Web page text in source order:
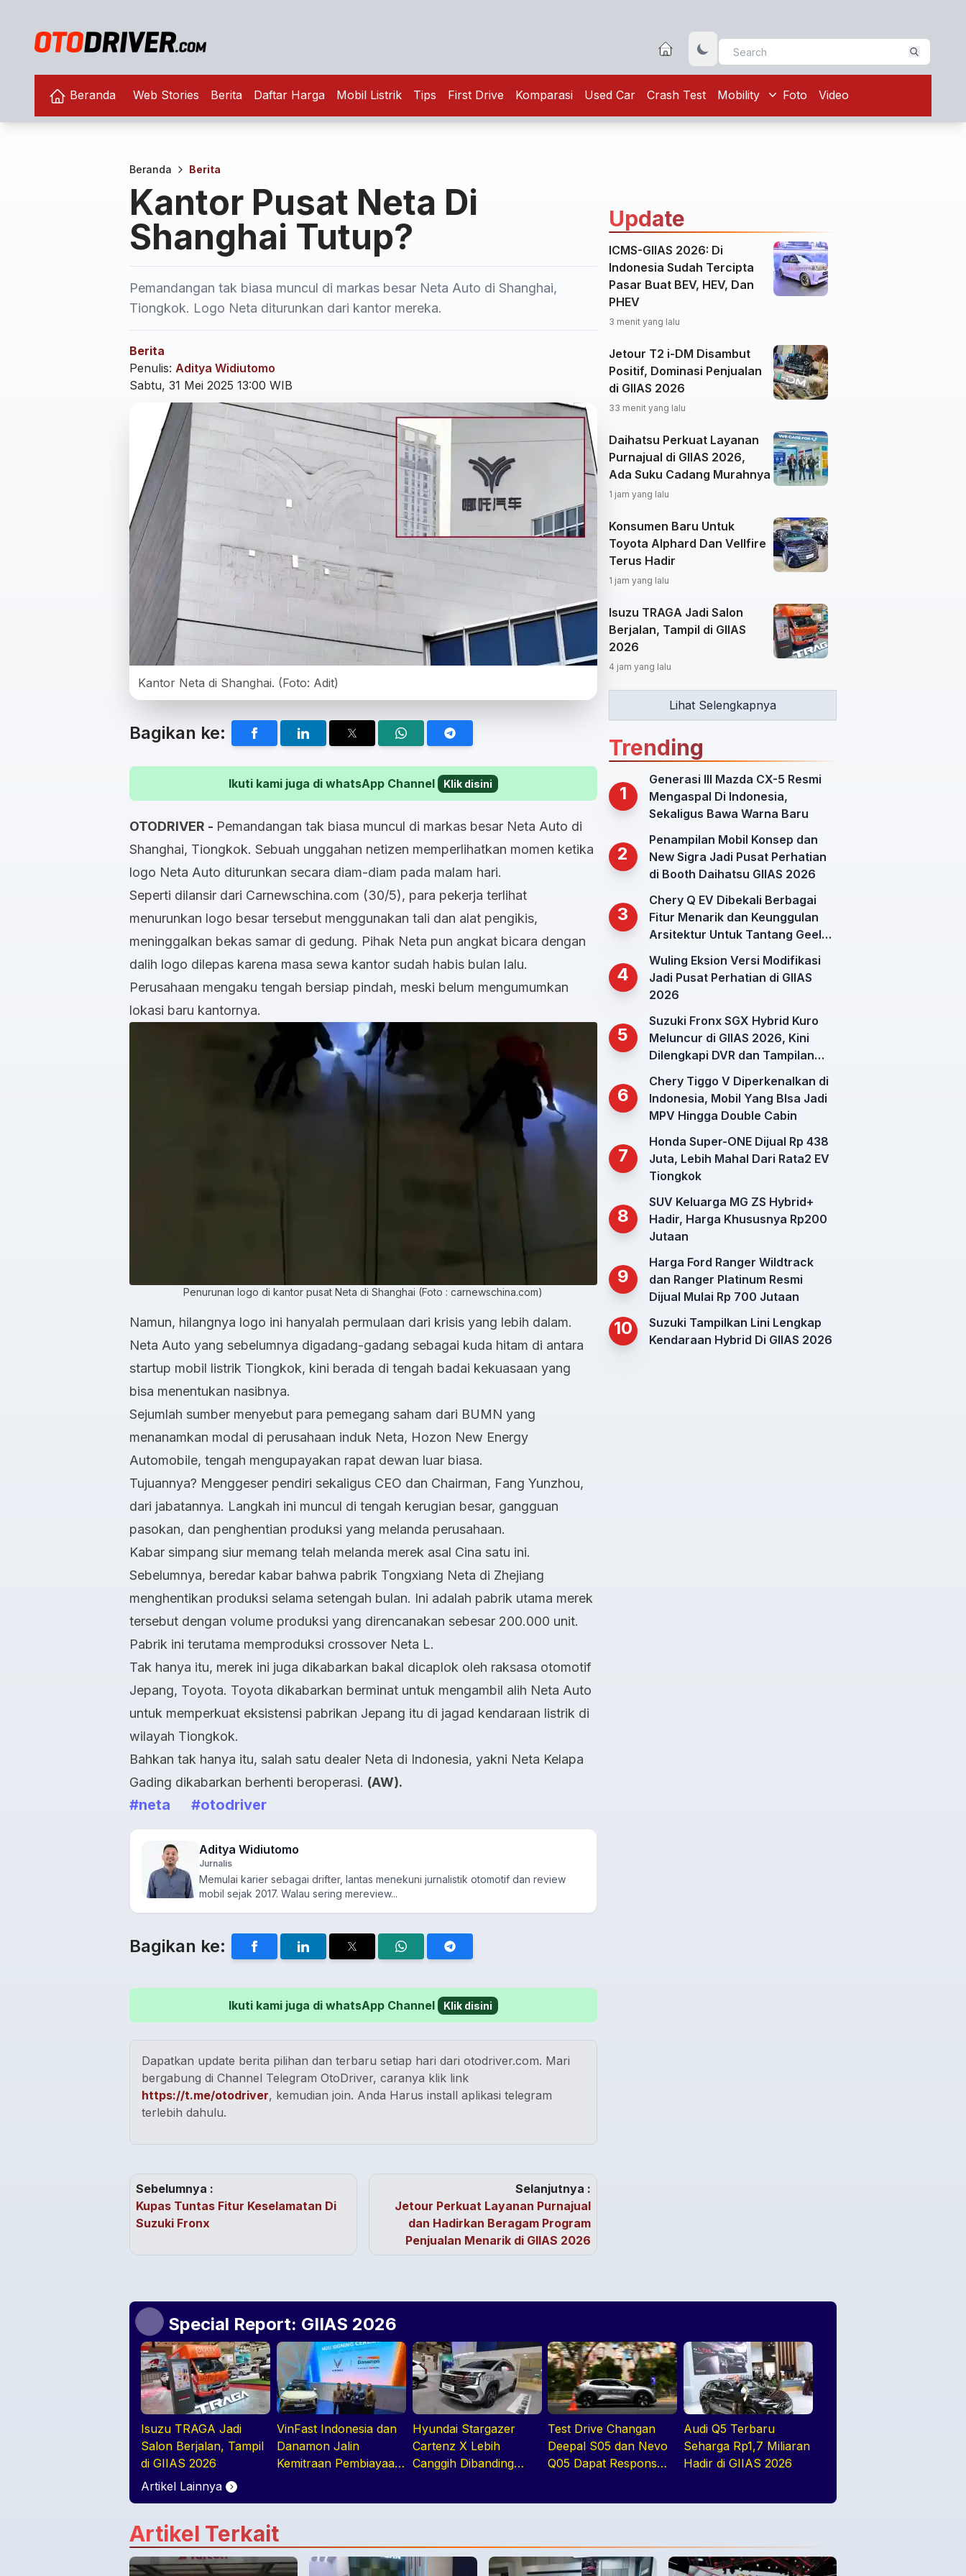
Beranda Web Stories Berita Daftar Harga Mobil Listrik Tips First Drive Komparasi Used Car Crash Test Mobility Foto Video
Beranda Berita
Kantor Pusat Neta Di
Shanghai Tutup?
Pemandangan tak biasa muncul di markas besar Neta Auto di Shanghai,
Tiongkok. Logo Neta diturunkan dari kantor mereka.
Berita
Penulis: Aditya Widiutomo
Sabtu, 31 Mei 2025 13:00 WIB
Kantor Neta di Shanghai. (Foto: Adit)
Bagikan ke:
Ikuti kami juga di whatsApp Channel Klik disini
OTODRIVER - Pemandangan tak biasa muncul di markas besar Neta Auto di
Shanghai, Tiongkok. Sebuah unggahan netizen memperlihatkan momen ketika
logo Neta Auto diturunkan secara diam-diam pada malam hari.
Seperti dilansir dari Carnewschina.com (30/5), para pekerja terlihat
menurunkan logo besar tersebut menggunakan tali dan alat pengikis,
meninggalkan bekas samar di gedung. Pihak Neta pun angkat bicara dengan
dalih logo dilepas karena masa sewa kantor sudah habis bulan lalu.
Perusahaan mengaku tengah bersiap pindah, meski belum mengumumkan
lokasi baru kantornya.
Penurunan logo di kantor pusat Neta di Shanghai (Foto : carnewschina.com)
Namun, hilangnya logo ini hanyalah permulaan dari krisis yang lebih dalam.
Neta Auto yang sebelumnya digadang-gadang sebagai kuda hitam di antara
startup mobil listrik Tiongkok, kini berada di tengah badai kekuasaan yang
bisa menentukan nasibnya.
Sejumlah sumber menyebut para pemegang saham dari BUMN yang
menanamkan modal di perusahaan induk Neta, Hozon New Energy
Automobile, tengah mengupayakan rapat dewan luar biasa.
Tujuannya? Menggeser pendiri sekaligus CEO dan Chairman, Fang Yunzhou,
dari jabatannya. Langkah ini muncul di tengah kerugian besar, gangguan
pasokan, dan penghentian produksi yang melanda perusahaan.
Kabar simpang siur memang telah melanda merek asal Cina satu ini.
Sebelumnya, beredar kabar bahwa pabrik Tongxiang Neta di Zhejiang
menghentikan produksi selama setengah bulan. Ini adalah pabrik utama merek
tersebut dengan volume produksi yang direncanakan sebesar 200.000 unit.
Pabrik ini terutama memproduksi crossover Neta L.
Tak hanya itu, merek ini juga dikabarkan bakal dicaplok oleh raksasa otomotif
Jepang, Toyota. Toyota dikabarkan berminat untuk mengambil alih Neta Auto
untuk memperkuat eksistensi pabrikan Jepang itu di jagad kendaraan listrik di
wilayah Tiongkok.
Bahkan tak hanya itu, salah satu dealer Neta di Indonesia, yakni Neta Kelapa
Gading dikabarkan berhenti beroperasi. (AW).
#neta #otodriver
Aditya Widiutomo
Jurnalis
Memulai karier sebagai drifter, lantas menekuni jurnalistik otomotif dan review
mobil sejak 2017. Walau sering mereview...
Bagikan ke:
Ikuti kami juga di whatsApp Channel Klik disini
Dapatkan update berita pilihan dan terbaru setiap hari dari otodriver.com. Mari
bergabung di Channel Telegram OtoDriver, caranya klik link
https://t.me/otodriver, kemudian join. Anda Harus install aplikasi telegram
terlebih dahulu.
Sebelumnya :
Kupas Tuntas Fitur Keselamatan Di
Suzuki Fronx
Selanjutnya :
Jetour Perkuat Layanan Purnajual
dan Hadirkan Beragam Program
Penjualan Menarik di GIIAS 2026
Update
ICMS-GIIAS 2026: Di
Indonesia Sudah Tercipta
Pasar Buat BEV, HEV, Dan
PHEV
3 menit yang lalu
Jetour T2 i-DM Disambut
Positif, Dominasi Penjualan
di GIIAS 2026
33 menit yang lalu
Daihatsu Perkuat Layanan
Purnajual di GIIAS 2026,
Ada Suku Cadang Murahnya
1 jam yang lalu
Konsumen Baru Untuk
Toyota Alphard Dan Vellfire
Terus Hadir
1 jam yang lalu
Isuzu TRAGA Jadi Salon
Berjalan, Tampil di GIIAS
2026
4 jam yang lalu
Lihat Selengkapnya
Trending
1
Generasi III Mazda CX-5 Resmi
Mengaspal Di Indonesia,
Sekaligus Bawa Warna Baru
2
Penampilan Mobil Konsep dan
New Sigra Jadi Pusat Perhatian
di Booth Daihatsu GIIAS 2026
3
Chery Q EV Dibekali Berbagai
Fitur Menarik dan Keunggulan
Arsitektur Untuk Tantang Geely
4
Wuling Eksion Versi Modifikasi
Jadi Pusat Perhatian di GIIAS
2026
5
Suzuki Fronx SGX Hybrid Kuro
Meluncur di GIIAS 2026, Kini
Dilengkapi DVR dan Tampilan
6
Chery Tiggo V Diperkenalkan di
Indonesia, Mobil Yang BIsa Jadi
MPV Hingga Double Cabin
7
Honda Super-ONE Dijual Rp 438
Juta, Lebih Mahal Dari Rata2 EV
Tiongkok
8
SUV Keluarga MG ZS Hybrid+
Hadir, Harga Khususnya Rp200
Jutaan
9
Harga Ford Ranger Wildtrack
dan Ranger Platinum Resmi
Dijual Mulai Rp 700 Jutaan
10
Suzuki Tampilkan Lini Lengkap
Kendaraan Hybrid Di GIIAS 2026
Special Report: GIIAS 2026
Isuzu TRAGA Jadi
Salon Berjalan, Tampil
di GIIAS 2026
VinFast Indonesia dan
Danamon Jalin
Kemitraan Pembiayaan
Hyundai Stargazer
Cartenz X Lebih
Canggih Dibanding
Test Drive Changan
Deepal S05 dan Nevo
Q05 Dapat Respons
Audi Q5 Terbaru
Seharga Rp1,7 Miliaran
Hadir di GIIAS 2026
Artikel Lainnya
Artikel Terkait